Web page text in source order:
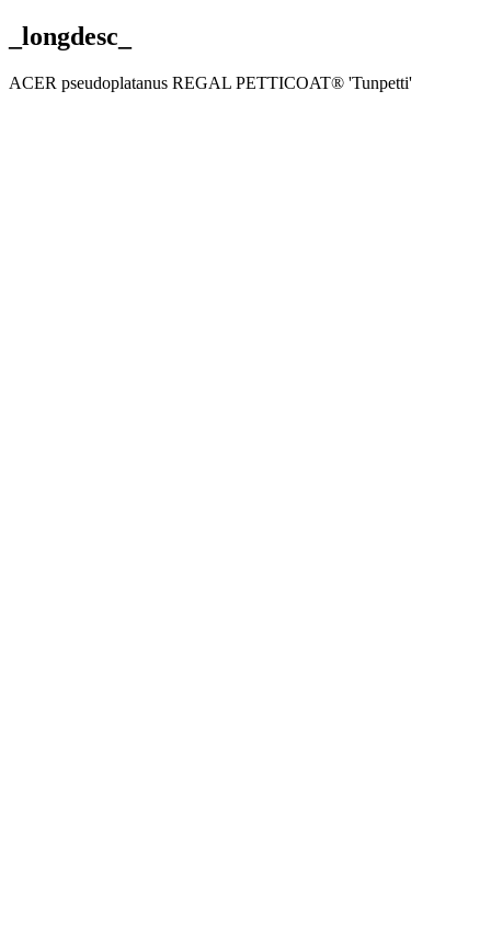
_longdesc_
ACER pseudoplatanus REGAL PETTICOAT® 'Tunpetti'